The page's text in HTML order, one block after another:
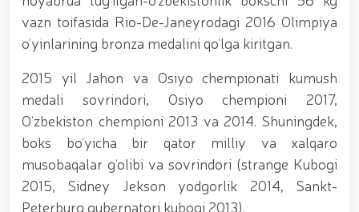
jahon urushi qatnashchilari va faxriylari holidan xabar
olindi. // “Uyg‘oq xotira” nomli teatrlashtirilgan
musiqiy konsert dasturi namoyish qilindi.// “Uch
avlod uchrashuvi” hamda “Bizning qahramonlar”
kitobining taqdimotiga bag‘ishlangan tadbir tashkil
etildi.// “Men G‘olib Run” yugurish musobaqasida
gvardiyachilar faxrli o'rinlarni egallashdi.//
Hamkorlikdagi profilaktik tadbirlar davom
ettirilmoqda. Xavfsiz muhitni ta’minlashga
qaratilgan chora-tadbirlar Milliy gvardiya
qo‘mondoni general-polkovnik B. Tashmatov
rahbarligida Yunusobod tumanida amalga oshirildi //
Buyuk davlat arbobi Sohibqiron Amir Temur
vazn toifasida Rio-De-Janeyrodagi 2016 Olimpiya
o‘yinlarining bronza medalini qo‘lga kiritgan.
2015 yil Jahon va Osiyo chempionati kumush
medali sovrindori, Osiyo chempioni 2017,
O‘zbekiston chempioni 2013 va 2014. Shuningdek,
boks bo‘yicha bir qator milliy va xalqaro
musobaqalar g‘olibi va sovrindori (strange Kubogi
2015, Sidney Jekson yodgorlik 2014, Sankt-
Peterburg gubernatori kubogi 2013).